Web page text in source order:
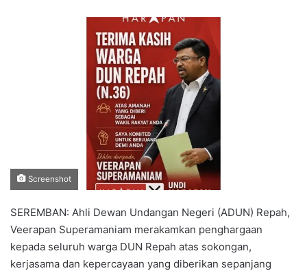
d
a
n
m
a
i
l
Screenshot
SEREMBAN: Ahli Dewan Undangan Negeri (ADUN) Repah,
Veerapan Superamaniam merakamkan penghargaan
kepada seluruh warga DUN Repah atas sokongan,
kerjasama dan kepercayaan yang diberikan sepanjang